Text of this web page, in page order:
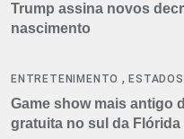
Trump assina novos
nascimento
ENTRETENIMENTO ,
Game show mais antigo
gratuita no sul da Flórida